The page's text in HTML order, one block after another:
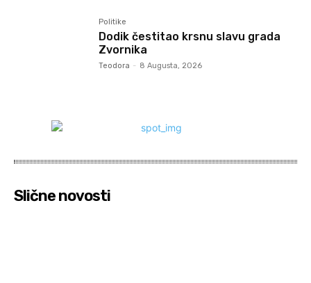
Politike
Dodik čestitao krsnu slavu grada
Zvornika
Teodora - 8 Augusta, 2026
Slične novosti